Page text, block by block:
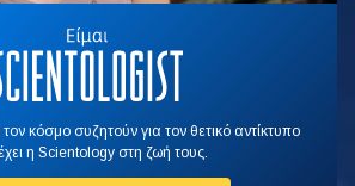
κόσμο συζητούν για τον θετικό αντίκτυπο
η Scientology στη ζωή τους.